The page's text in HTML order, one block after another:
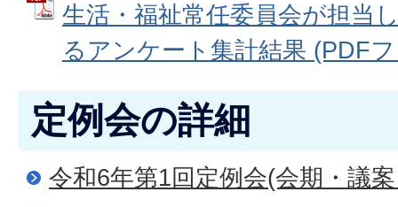
生活・福祉常任委員会が担当
るアンケート集計結果 (PDF
定例会の詳細
令和6年第1回定例会(会期・議